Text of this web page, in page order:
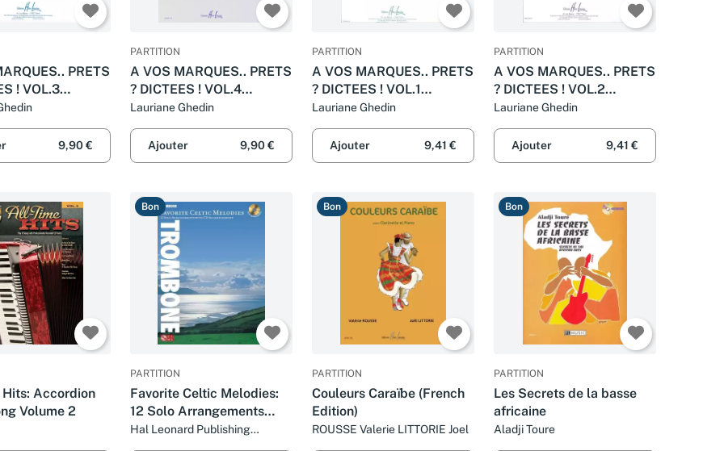
PRETS
! VOL.3
9,90 €
PARTITION
A VOS MARQUES.. PRETS
? DICTEES ! VOL.4
CORRIGES
Lauriane Ghedin
Ajouter 9,90 €
PARTITION
A VOS MARQUES.. PRETS
? DICTEES ! VOL.1
CORRIGES
Lauriane Ghedin
Ajouter 9,41 €
PARTITION
A VOS MARQUES.. PRETS
? DICTEES ! VOL.2
CORRIGES
Lauriane Ghedin
Ajouter 9,41 €
Accordion
Volume 2
Bon
PARTITION
Favorite Celtic Melodies:
12 Solo Arrangements
with CD Accompaniment
Hal Leonard Publishing
Bon
PARTITION
Couleurs Caraïbe (French
Edition)
ROUSSE Valerie LITTORIE Joel
Bon
PARTITION
Les Secrets de la basse
africaine
Aladji Toure